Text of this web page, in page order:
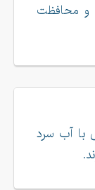
و محافظت
با آب سرد